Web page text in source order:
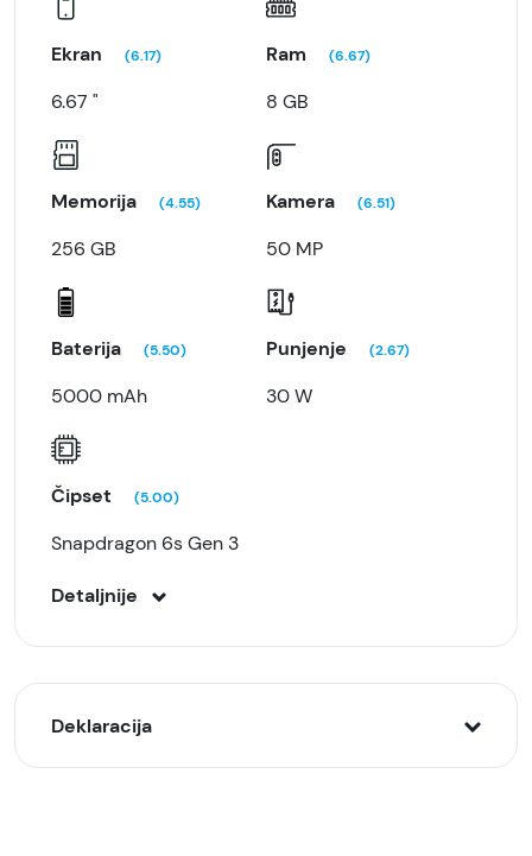
Ekran (6.17)
6.67 "
Ram (6.67)
8 GB
Memorija (4.55)
256 GB
Kamera (6.51)
50 MP
Baterija (5.50)
5000 mAh
Punjenje (2.67)
30 W
Čipset (5.00)
Snapdragon 6s Gen 3
Detaljnije
Deklaracija